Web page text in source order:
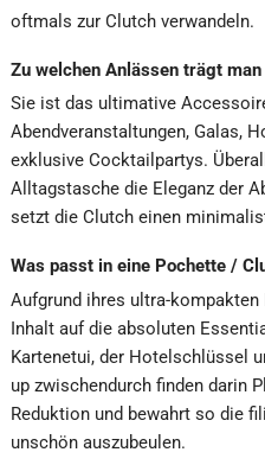
oftmals zur Clutch verwandeln.
Zu welchen Anlässen trägt
Sie ist das ultimative
Abendveranstaltungen, Galas,
exklusive Cocktailpartys.
Alltagstasche die Eleganz der
setzt die Clutch einen
Was passt in eine Pochette /
Aufgrund ihres ultra-
Inhalt auf die absoluten
Kartenetui, der Hotelschlüssel
up zwischendurch finden darin
Reduktion und bewahrt so die
unschön auszubeulen.